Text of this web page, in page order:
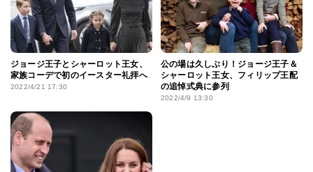
ジョージ王子とシャーロット王女、
家族コーデで初のイースター礼拝へ
2022/4/21 17:30
公の場は久しぶり！ジョージ王子＆
シャーロット王女、フィリップ王配
の追悼式典に参列
2022/4/9 13:30